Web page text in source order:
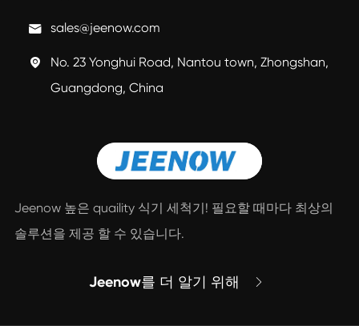
 sales@jeenow.com

No. 23 Yonghui Road, Nantou town, Zhongshan,
Guangdong, China
Jeenow 높은 quaility 식기 세척기! 필요할 때마다 최상의
솔루션을 제공 할 수 있습니다.
Jeenow를 더 알기 위해 